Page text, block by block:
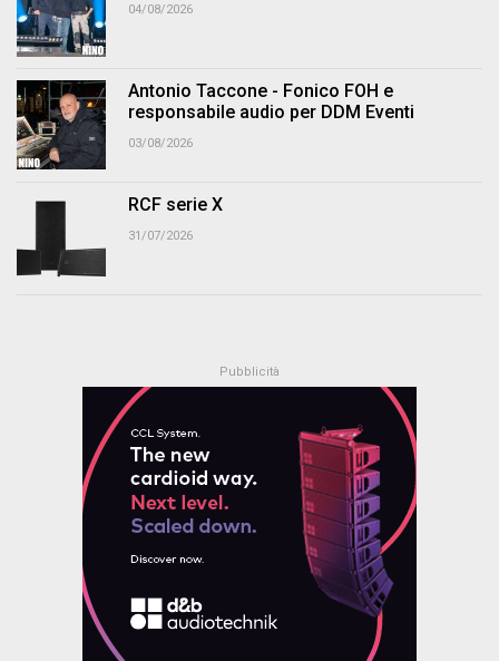
04/08/2026
Antonio Taccone - Fonico FOH e
responsabile audio per DDM Eventi
03/08/2026
RCF serie X
31/07/2026